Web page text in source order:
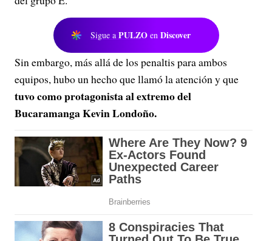
Sigue a PULZO en Discover
Sin embargo, más allá de los penaltis para ambos
equipos, hubo un hecho que llamó la atención y que
tuvo como protagonista al extremo del
Bucaramanga Kevin Londoño.